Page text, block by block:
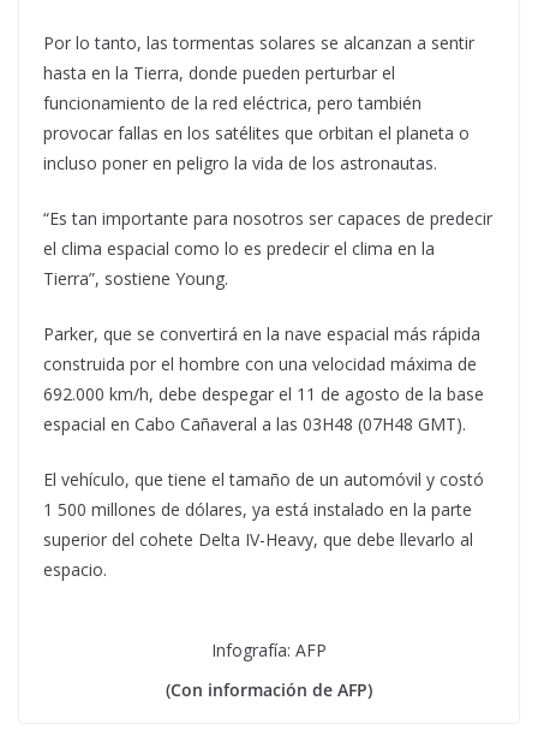
Por lo tanto, las tormentas solares se alcanzan a sentir
hasta en la Tierra, donde pueden perturbar el
funcionamiento de la red eléctrica, pero también
provocar fallas en los satélites que orbitan el planeta o
incluso poner en peligro la vida de los astronautas.
“Es tan importante para nosotros ser capaces de predecir
el clima espacial como lo es predecir el clima en la
Tierra”, sostiene Young.
Parker, que se convertirá en la nave espacial más rápida
construida por el hombre con una velocidad máxima de
692.000 km/h, debe despegar el 11 de agosto de la base
espacial en Cabo Cañaveral a las 03H48 (07H48 GMT).
El vehículo, que tiene el tamaño de un automóvil y costó
1 500 millones de dólares, ya está instalado en la parte
superior del cohete Delta IV-Heavy, que debe llevarlo al
espacio.
Infografía: AFP
(Con información de AFP)